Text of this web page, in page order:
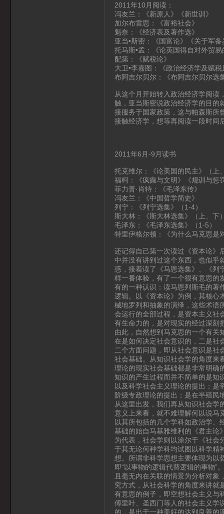
2011年10月阅读：
冯友兰：《新原人》《新世训》
加尔布雷思：《富裕社会》
魁奈：《经济表及著作选》
亚当•斯密：《国富论》《关于军
托马斯•孟：《论英国得自对外贸易
配第：《赋税论》
大卫•李嘉图：《政治经济学及赋税
布阿吉尔贝尔：《布阿吉尔贝尔选
从这个月开始转入政治经济学阅读
触，亚当斯密说政治经济学的目
接服务于国家政策，这与帕森斯所
接触经济学，想等再阅读一段时间
2011年6月-9月读书
托克维尔：《论美国的民主》（上
福柯：《疯癫与文明》《规训与惩
菲力普·肖特：《毛泽东传》
冯友兰：《中国哲学简史》
列宁：《列宁选集》（1-4）
斯大林：《斯大林选集》（上、下
毛泽东：《毛泽东选集》（1-5）
特里伊格尔顿：《为什么马克思是
还记得自己第一次读过《资本论》
中并没有讲到过这个东西，也似乎
惑，接着读了《马恩选集》、《列
样一番体验，有了一个很有意思的
有的一种认识：读马恩列斯毛的著
逻辑。以《资本论》为例，其核心
械地罗列和抽象的演绎，这些术语
会运行的全部过程，是资本主义社
有生命力的，是对现实的经过深刻
由此，自然想到马克思的一个有关
在是如何决定社会意识的，二是社
二个方面问题，即从社会意识是社
社会基础。从知识社会学的角度来
理论的现实社会基础都是非常明确
知识的产生过程而并不简单的是知
以及科学社会主义理论的提出；
阶级专政理论的提出；是在半殖民
从这里出发，我们再从知识社会学
意义上来看，就不难理解何以说马
以其所包括的几个学科如政治学
基础的始自马基雅维利的《君主论
为代表，社会学则以涂尔干《社会
于其无论何种学科均试图以科学精
想。所谓非科学思想主要体现为以
即“以事物的逻辑代替逻辑的事物”
且毫无内在关联的情景为分析对
究方式，从社会科学的角度来讲就
有意思的例子，即空想社会主义与
傅里叶、圣西门等人的社会主义学
的，是出于一种美好的达到良善的